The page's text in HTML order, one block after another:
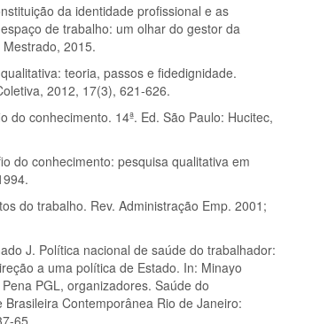
da identidade profissional e as
de trabalho: um olhar do gestor da
2015.
teoria, passos e fidedignidade.
2012, 17(3), 621-626.
do conhecimento. 14ª. Ed. São Paulo: Hucitec,
do conhecimento: pesquisa qualitativa em
do trabalho. Rev. Administração Emp. 2001;
J. Política nacional de saúde do trabalhador:
a uma política de Estado. In: Minayo
PGL, organizadores. Saúde do
Contemporânea Rio de Janeiro:
65